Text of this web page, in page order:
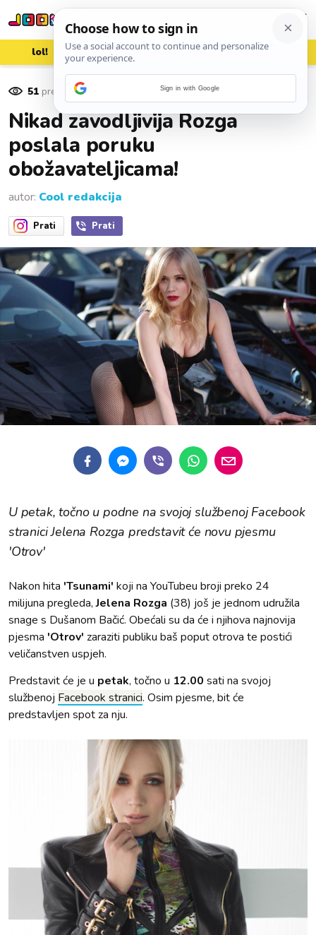
lol! aww vrh! woot?!
51 pregleda 26. studenoga 2015.
Nikad zavodljivija Rozga
poslala poruku
obožavateljicama!
autor: Cool redakcija
Prati Prati
U petak, točno u podne na svojoj službenoj Facebook
stranici Jelena Rozga predstavit će novu pjesmu
'Otrov'
Nakon hita 'Tsunami' koji na YouTubeu broji preko 24
milijuna pregleda,Jelena Rozga (38) još je jednom udružila
snage s Dušanom Bačić. Obećali su da će i njihova najnovija
pjesma 'Otrov' zaraziti publiku baš poput otrova te postići
veličanstven uspjeh.
Predstavit će je u petak, točno u 12.00 sati na svojoj
službenoj Facebook stranici. Osim pjesme, bit će
predstavljen spot za nju.
Sign in with Google